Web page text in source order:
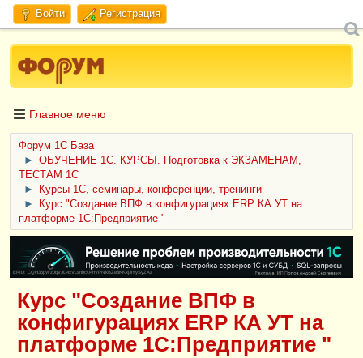
Войти Регистрация
Главное меню
Форум 1C База
►
ОБУЧЕНИЕ 1С. КУРСЫ. Подготовка к ЭКЗАМЕНАМ,
ТЕСТАМ 1С
►
Курсы 1С, семинары, конференции, тренинги
►
Курс "Создание ВПФ в конфигурациях ERP КА УТ на
платформе 1С:Предприятие "
ERID: CQH36pWzJqVJD4xVLsnhcU4hVPNjkBZe8KKxjJiYySyZAz
Курс "Создание ВПФ в
конфигурациях ERP КА УТ на
платформе 1С:Предприятие "